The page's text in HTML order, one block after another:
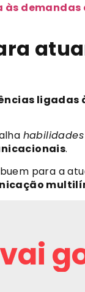
ligadas
.
para a